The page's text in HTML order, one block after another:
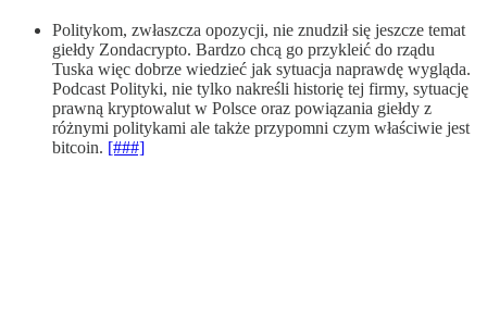
Politykom, zwłaszcza opozycji, nie znudził się jeszcze temat
giełdy Zondacrypto. Bardzo chcą go przykleić do rządu
Tuska więc dobrze wiedzieć jak sytuacja naprawdę wygląda.
Podcast Polityki, nie tylko nakreśli historię tej firmy, sytuację
prawną kryptowalut w Polsce oraz powiązania giełdy z
różnymi politykami ale także przypomni czym właściwie jest
bitcoin. [###]